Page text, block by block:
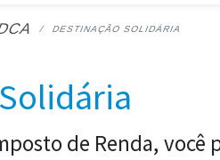
DESTINAÇÃO SOLIDÁRIA
de Renda,